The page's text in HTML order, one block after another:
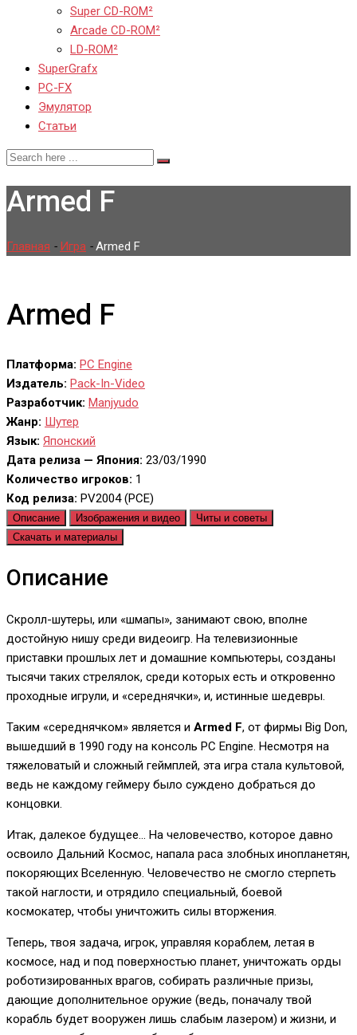
Super CD-ROM²
Arcade CD-ROM²
LD-ROM²
SuperGrafx
PC-FX
Эмулятор
Статьи
Armed F
Главная - Игра -Armed F
Armed F
Платформа: PC Engine
Издатель: Pack-In-Video
Разработчик: Manjyudo
Жанр: Шутер
Язык: Японский
Дата релиза — Япония: 23/03/1990
Количество игроков: 1
Код релиза: PV2004 (PCE)
Описание Изображения и видео
Читы и советы
Скачать и материалы
Описание
Скролл-шутеры, или «шмапы», занимают свою, вполне
достойную нишу среди видеоигр. На телевизионные
приставки прошлых лет и домашние компьютеры, созданы
тысячи таких стрелялок, среди которых есть и откровенно
проходные игрули, и «середнячки», и, истинные шедевры.
Таким «середнячком» является и Armed F, от фирмы Big Don,
вышедший в 1990 году на консоль PC Engine. Несмотря на
тяжеловатый и сложный геймплей, эта игра стала культовой,
ведь не каждому геймеру было суждено добраться до
концовки.
Итак, далекое будущее… На человечество, которое давно
освоило Дальний Космос, напала раса злобных инопланетян,
покоряющих Вселенную. Человечество не смогло стерпеть
такой наглости, и отрядило специальный, боевой
космокатер, чтобы уничтожить силы вторжения.
Теперь, твоя задача, игрок, управляя кораблем, летая в
космосе, над и под поверхностью планет, уничтожать орды
роботизированных врагов, собирать различные призы,
дающие дополнительное оружие (ведь, поначалу твой
корабль будет вооружен лишь слабым лазером) и жизни, и